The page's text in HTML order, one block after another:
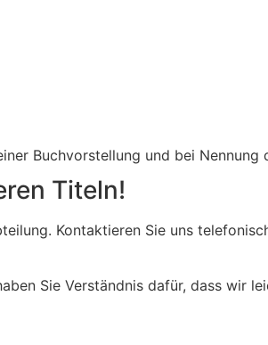
Buchvorstellung und bei
Titeln!
Kontaktieren Sie uns
Sie Verständnis dafür, dass wir